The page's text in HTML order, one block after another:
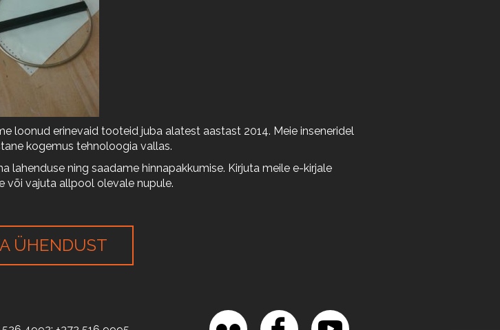
loonud erinevaid tooteid juba alatest aastast 2014. Meie inseneridel
kogemus tehnoloogia vallas.
lahenduse ning saadame hinnapakkumise. Kirjuta meile e-kirjale
või vajuta allpool olevale nupule.
ÜHENDUST